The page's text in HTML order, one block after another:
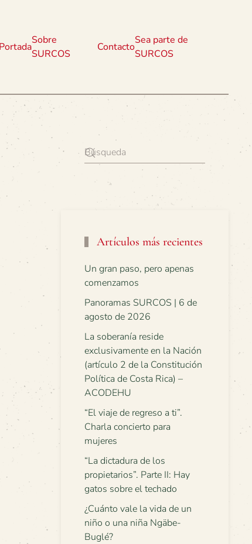
Portada
Sobre
SURCOS
Contacto
Sea parte de
SURCOS
Artículos más recientes
Un gran paso, pero apenas
comenzamos
Panoramas SURCOS | 6 de
agosto de 2026
La soberanía reside
exclusivamente en la Nación
(artículo 2 de la Constitución
Política de Costa Rica) –
ACODEHU
“El viaje de regreso a ti”.
Charla concierto para
mujeres
“La dictadura de los
propietarios”. Parte II: Hay
gatos sobre el techado
¿Cuánto vale la vida de un
niño o una niña Ngäbe-
Buglé?